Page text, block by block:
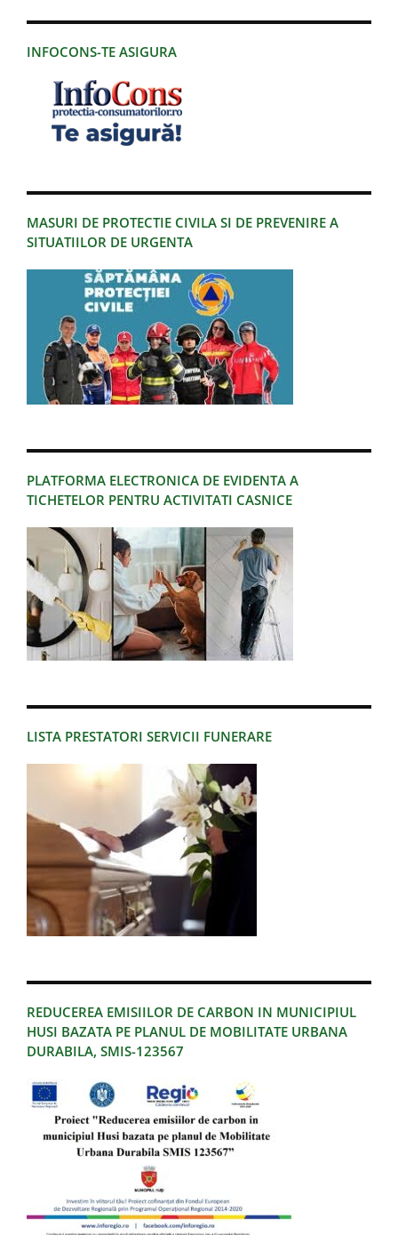
INFOCONS-TE ASIGURA
MASURI DE PROTECTIE CIVILA SI DE PREVENIRE A
SITUATIILOR DE URGENTA
PLATFORMA ELECTRONICA DE EVIDENTA A
TICHETELOR PENTRU ACTIVITATI CASNICE
LISTA PRESTATORI SERVICII FUNERARE
REDUCEREA EMISIILOR DE CARBON IN MUNICIPIUL
HUSI BAZATA PE PLANUL DE MOBILITATE URBANA
DURABILA, SMIS-123567